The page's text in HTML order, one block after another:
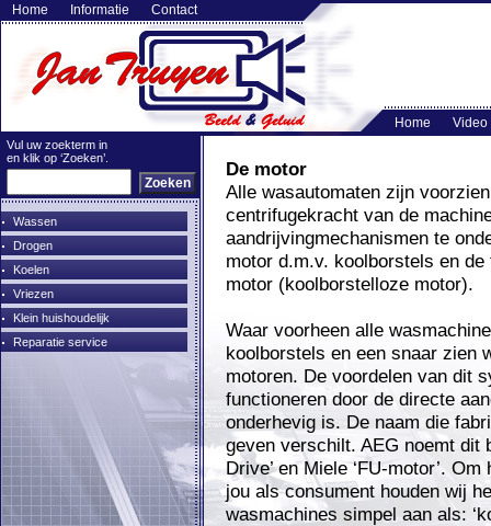
Home Informatie Contact
Home Video
Vul uw zoekterm in
en klik op ‘Zoeken’.
Wassen
Drogen
Koelen
Vriezen
Klein huishoudelijk
Reparatie service
De motor
Alle wasautomaten zijn
centrifugekracht van de
aandrijvingmechanismen te
motor d.m.v. koolborstels en
motor (koolborstelloze motor).
Waar voorheen alle
koolborstels en een snaar zien
motoren. De voordelen van dit
functioneren door de directe
onderhevig is. De naam die
geven verschilt. AEG noemt dit
Drive’ en Miele ‘FU-motor’.
jou als consument houden wij
wasmachines simpel aan als: